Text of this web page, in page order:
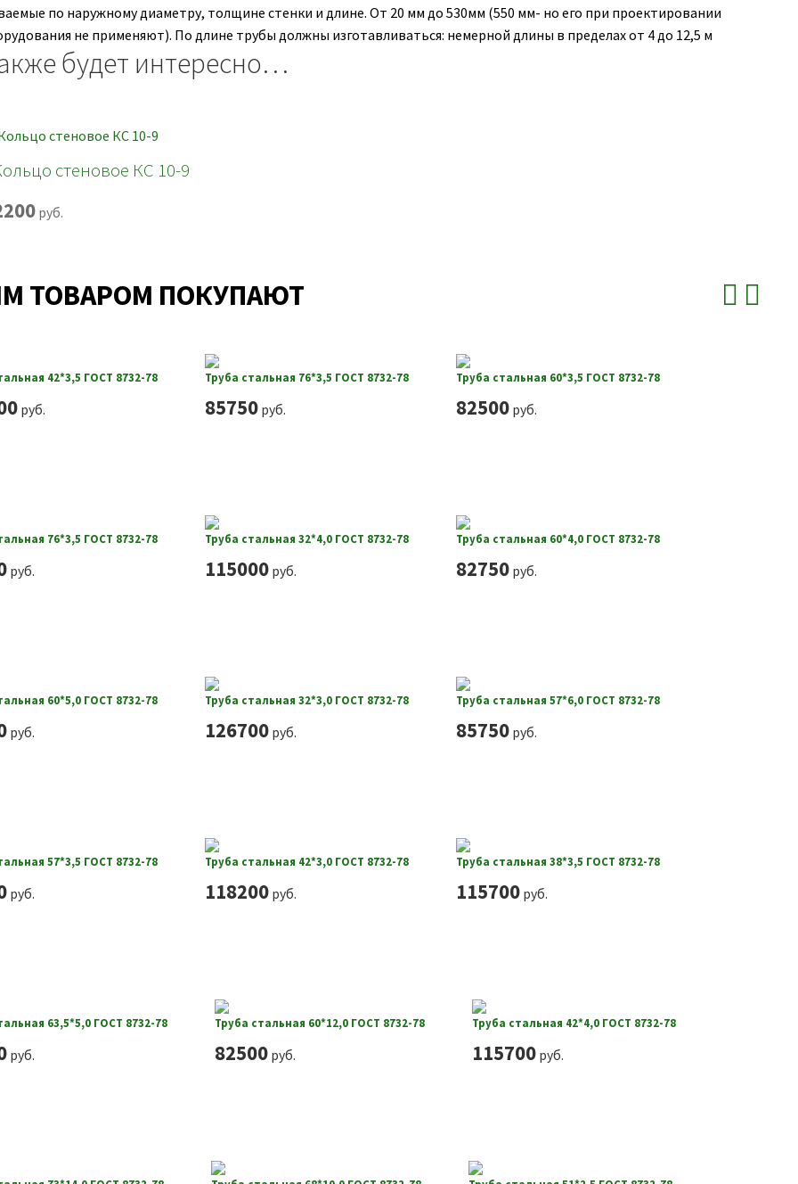
по наружному диаметру, толщине стенки и длине. От 20 мм до 530мм (550 мм- но его при проектировании
не применяют). По длине трубы должны изготавливаться: немерной длины в пределах от 4 до 12,5 м
будет интересно…
стеновое КС 10-9
руб.
ТОВАРОМ ПОКУПАЮТ
42*3,5 ГОСТ 8732-78
руб.
Труба стальная 76*3,5 ГОСТ 8732-78
85750руб.
Труба стальная 60*3,5 ГОСТ 8732-78
82500руб.
76*3,5 ГОСТ 8732-78
руб.
Труба стальная 32*4,0 ГОСТ 8732-78
115000руб.
Труба стальная 60*4,0 ГОСТ 8732-78
82750руб.
60*5,0 ГОСТ 8732-78
руб.
Труба стальная 32*3,0 ГОСТ 8732-78
126700руб.
Труба стальная 57*6,0 ГОСТ 8732-78
85750руб.
57*3,5 ГОСТ 8732-78
руб.
Труба стальная 42*3,0 ГОСТ 8732-78
118200руб.
Труба стальная 38*3,5 ГОСТ 8732-78
115700руб.
63,5*5,0 ГОСТ 8732-78
руб.
Труба стальная 60*12,0 ГОСТ 8732-78
82500руб.
Труба стальная 42*4,0 ГОСТ 8732-78
115700руб.